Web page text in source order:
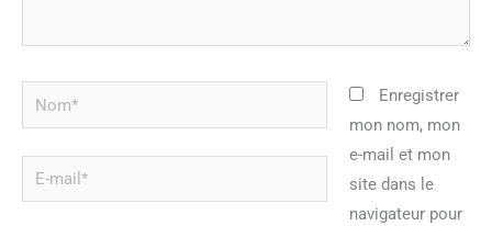
Nom*
mail*
Enregistrer
mon nom, mon
e-mail et mon
site dans le
navigateur pour